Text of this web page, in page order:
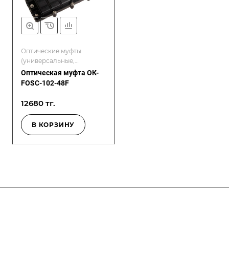
Оптические муфты
(универсальные,
проходные, герметичные)
Оптическая муфта ОК-
FOSC-102-48F
12680 тг.
В КОРЗИНУ